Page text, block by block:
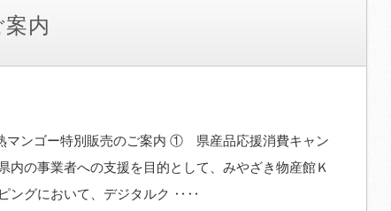
内
ンゴー特別販売のご案内 ① 県産品応援消費キャン
の事業者への支援を目的として、みやざき物産館Ｋ
ングにおいて、デジタルク ‥‥